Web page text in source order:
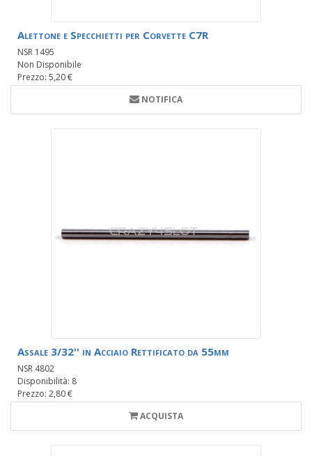
Alettone e Specchietti per Corvette C7R
NSR 1495
Non Disponibile
Prezzo: 5,20 €
NOTIFICA
Assale 3/32'' in Acciaio Rettificato da 55mm
NSR 4802
Disponibilità: 8
Prezzo: 2,80 €
ACQUISTA